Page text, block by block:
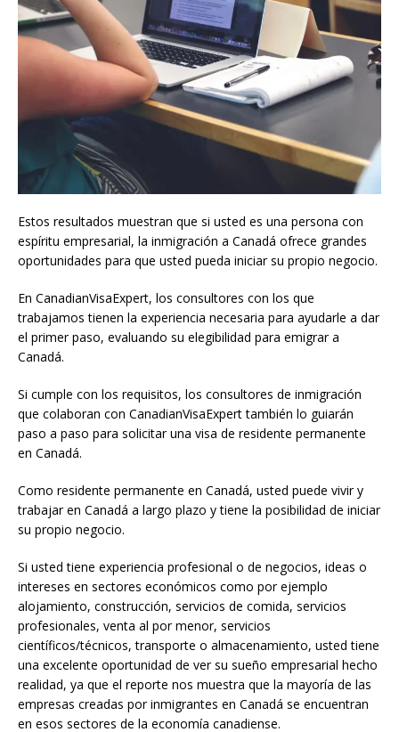
Estos resultados muestran que si usted es una persona con
espíritu empresarial, la inmigración a Canadá ofrece grandes
oportunidades para que usted pueda iniciar su propio negocio.
En CanadianVisaExpert, los consultores con los que
trabajamos tienen la experiencia necesaria para ayudarle a dar
el primer paso, evaluando su elegibilidad para emigrar a
Canadá.
Si cumple con los requisitos, los consultores de inmigración
que colaboran con CanadianVisaExpert también lo guiarán
paso a paso para solicitar una visa de residente permanente
en Canadá.
Como residente permanente en Canadá, usted puede vivir y
trabajar en Canadá a largo plazo y tiene la posibilidad de iniciar
su propio negocio.
Si usted tiene experiencia profesional o de negocios, ideas o
intereses en sectores económicos como por ejemplo
alojamiento, construcción, servicios de comida, servicios
profesionales, venta al por menor, servicios
científicos/técnicos, transporte o almacenamiento, usted tiene
una excelente oportunidad de ver su sueño empresarial hecho
realidad, ya que el reporte nos muestra que la mayoría de las
empresas creadas por inmigrantes en Canadá se encuentran
en esos sectores de la economía canadiense.